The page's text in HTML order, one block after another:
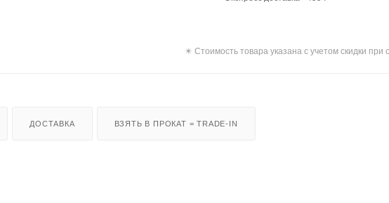
✴️ Стоимость товара указана с учетом скидки при
ДОСТАВКА ВЗЯТЬ В ПРОКАТ = TRADE-IN